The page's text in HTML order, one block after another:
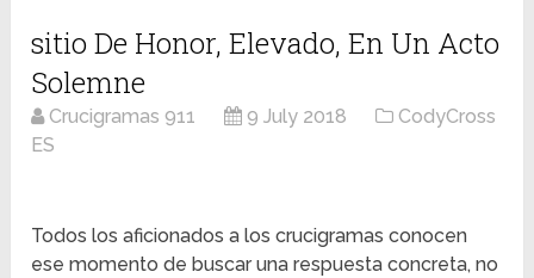
sitio De Honor, Elevado, En Un Acto
Solemne
Crucigramas 911 9 July 2018
CodyCross
ES
Todos los aficionados a los crucigramas conocen
ese momento de buscar una respuesta concreta, no